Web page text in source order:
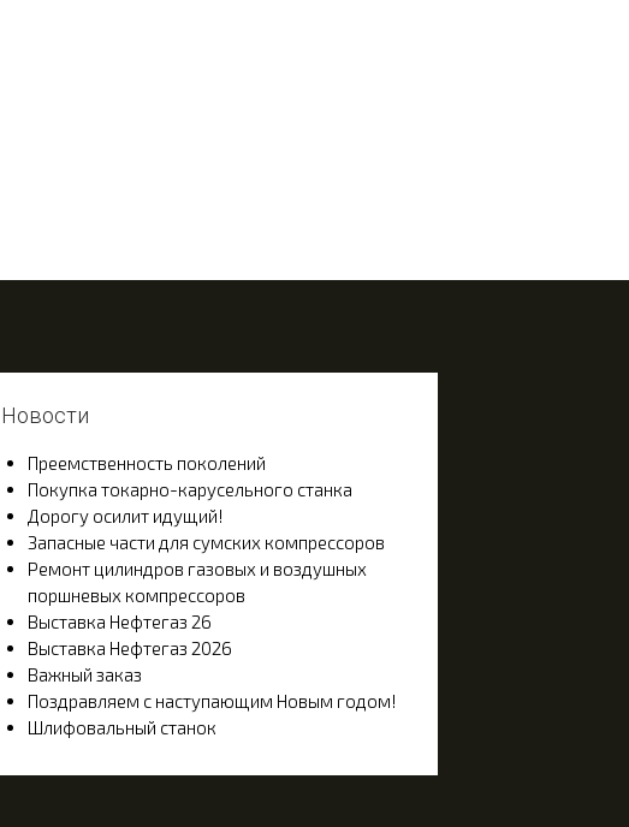
Новости
Преемственность поколений
Покупка токарно-карусельного станка
Дорогу осилит идущий!
Запасные части для сумских компрессоров
Ремонт цилиндров газовых и воздушных
поршневых компрессоров
Выставка Нефтегаз 26
Выставка Нефтегаз 2026
Важный заказ
Поздравляем с наступающим Новым годом!
Шлифовальный станок